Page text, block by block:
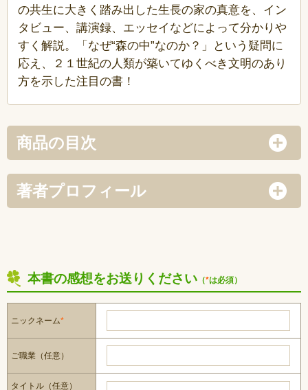
の共生に大きく踏み出した生長の家の真意を、イン
タビュー、講演録、エッセイなどによって分かりや
すく解説。「なぜ“森の中”なのか？」という疑問に
応え、２１世紀の人類が築いてゆくべき文明のあり
方を示した注目の書！
商品の目次
著者プロフィール
本書の感想をお送りください （*は必須）
ニックネーム*
ご職業（任意）
タイトル（任意）